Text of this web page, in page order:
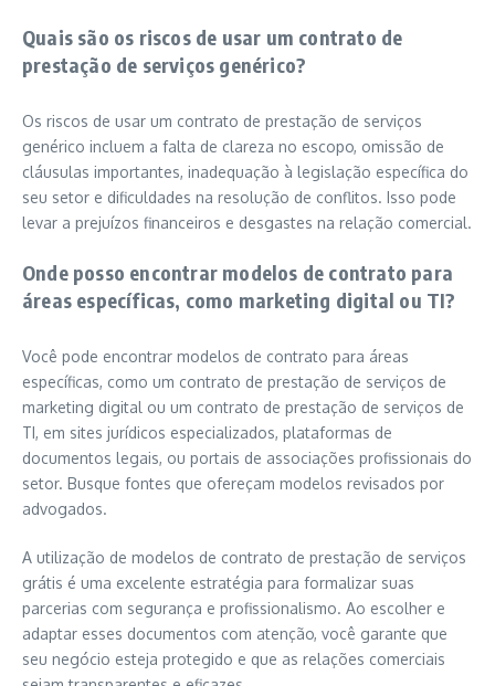
Quais são os riscos de usar um contrato de
prestação de serviços genérico?
Os riscos de usar um contrato de prestação de serviços
genérico incluem a falta de clareza no escopo, omissão de
cláusulas importantes, inadequação à legislação específica do
seu setor e dificuldades na resolução de conflitos. Isso pode
levar a prejuízos financeiros e desgastes na relação comercial.
Onde posso encontrar modelos de contrato para
áreas específicas, como marketing digital ou TI?
Você pode encontrar modelos de contrato para áreas
específicas, como um contrato de prestação de serviços de
marketing digital ou um contrato de prestação de serviços de
TI, em sites jurídicos especializados, plataformas de
documentos legais, ou portais de associações profissionais do
setor. Busque fontes que ofereçam modelos revisados por
advogados.
A utilização de modelos de contrato de prestação de serviços
grátis é uma excelente estratégia para formalizar suas
parcerias com segurança e profissionalismo. Ao escolher e
adaptar esses documentos com atenção, você garante que
seu negócio esteja protegido e que as relações comerciais